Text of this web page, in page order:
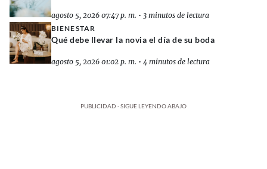
agosto 5, 2026 07:47 p. m. • 3 minutos de lectura
BIENESTAR
Qué debe llevar la novia el día de su boda
agosto 5, 2026 01:02 p. m. • 4 minutos de lectura
PUBLICIDAD - SIGUE LEYENDO ABAJO